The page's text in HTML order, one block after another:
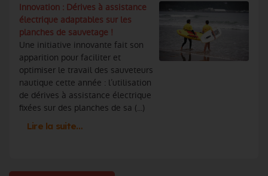
Innovation : Dérives à assistance
électrique adaptables sur les
planches de sauvetage !
Une initiative innovante fait son
apparition pour faciliter et
optimiser le travail des sauveteurs
nautique cette année : l’utilisation
de dérives à assistance électrique
fixées sur des planches de sa (...)
Lire la suite…